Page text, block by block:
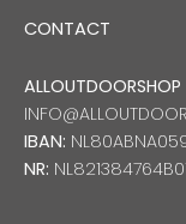
CONTACT
ALLOUTDOORSHOP
IBAN:
NR: